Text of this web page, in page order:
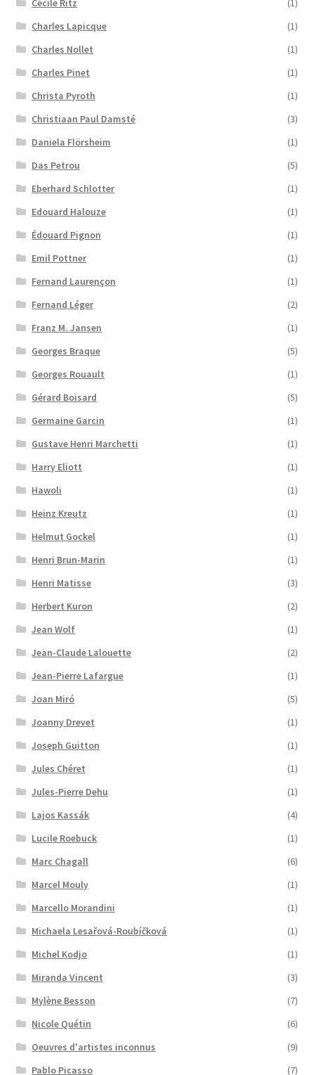
Cécile Ritz
(1)
Charles Lapicque
(1)
Charles Nollet
(1)
Charles Pinet
(1)
Christa Pyroth
(1)
Christiaan Paul Damsté
(3)
Daniela Flörsheim
(1)
Das Petrou
(5)
Eberhard Schlotter
(1)
Edouard Halouze
(1)
Édouard Pignon
(1)
Emil Pottner
(1)
Fernand Laurençon
(1)
Fernand Léger
(2)
Franz M. Jansen
(1)
Georges Braque
(5)
Georges Rouault
(1)
Gérard Boisard
(5)
Germaine Garcin
(1)
Gustave Henri Marchetti
(1)
Harry Eliott
(1)
Hawoli
(1)
Heinz Kreutz
(1)
Helmut Gockel
(1)
Henri Brun-Marin
(1)
Henri Matisse
(3)
Herbert Kuron
(2)
Jean Wolf
(1)
Jean-Claude Lalouette
(2)
Jean-Pierre Lafargue
(1)
Joan Miró
(5)
Joanny Drevet
(1)
Joseph Guitton
(1)
Jules Chéret
(1)
Jules-Pierre Dehu
(1)
Lajos Kassák
(4)
Lucile Roebuck
(1)
Marc Chagall
(6)
Marcel Mouly
(1)
Marcello Morandini
(1)
Michaela Lesařová-Roubíčková
(1)
Michel Kodjo
(1)
Miranda Vincent
(3)
Mylène Besson
(7)
Nicole Quétin
(6)
Oeuvres d'artistes inconnus
(9)
Pablo Picasso
(7)